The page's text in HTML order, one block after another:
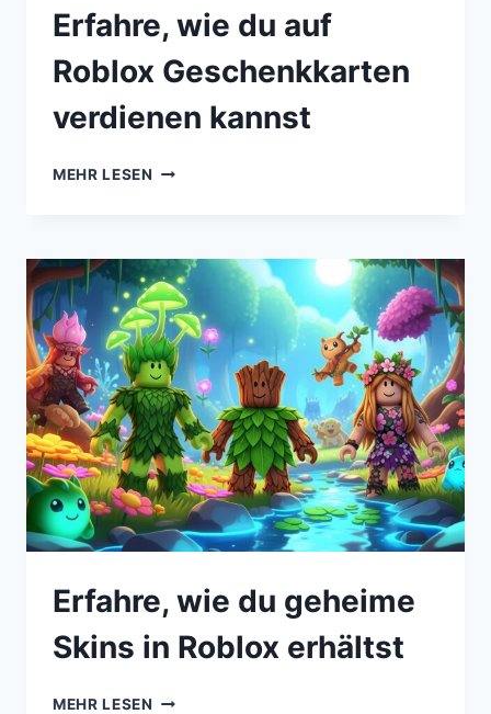
Erfahre, wie du auf
Roblox Geschenkkarten
verdienen kannst
MEHR LESEN
Erfahre, wie du geheime
Skins in Roblox erhältst
MEHR LESEN